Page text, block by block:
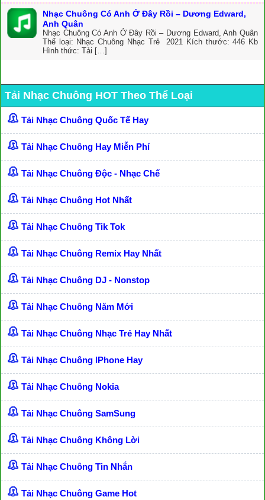
Nhạc Chuông Có Anh Ở Đây Rồi – Dương Edward,
Anh Quân
Nhạc Chuông Có Anh Ở Đây Rồi – Dương Edward, Anh Quân
Thể loại: Nhạc Chuông Nhạc Trẻ 2021 Kích thước: 446 Kb
Hình thức: Tải […]
Tải Nhạc Chuông HOT Theo Thể Loại
Tải Nhạc Chuông Quốc Tế Hay
Tải Nhạc Chuông Hay Miễn Phí
Tải Nhạc Chuông Độc - Nhạc Chế
Tải Nhạc Chuông Hot Nhất
Tải Nhạc Chuông Tik Tok
Tải Nhạc Chuông Remix Hay Nhất
Tải Nhạc Chuông DJ - Nonstop
Tải Nhạc Chuông Năm Mới
Tải Nhạc Chuông Nhạc Trẻ Hay Nhất
Tải Nhạc Chuông IPhone Hay
Tải Nhạc Chuông Nokia
Tải Nhạc Chuông SamSung
Tải Nhạc Chuông Không Lời
Tải Nhạc Chuông Tin Nhắn
Tải Nhạc Chuông Game Hot